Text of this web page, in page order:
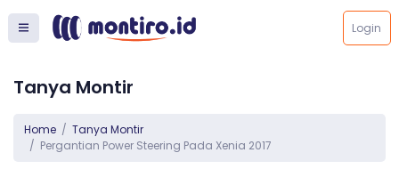
Login
Tanya Montir
Home
Tanya Montir
Pergantian Power Steering Pada Xenia 2017